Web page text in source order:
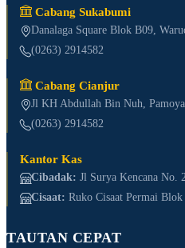
Cabang Sukabumi
Danalaga Square Blok B09,
(0263) 2914582
Cabang Cianjur
Jl KH Abdullah Bin Nuh,
(0263) 2914582
Kantor Kas
Cibadak: Jl Surya Kencana No.
Cisaat: Ruko Cisaat Permai
TAUTAN CEPAT